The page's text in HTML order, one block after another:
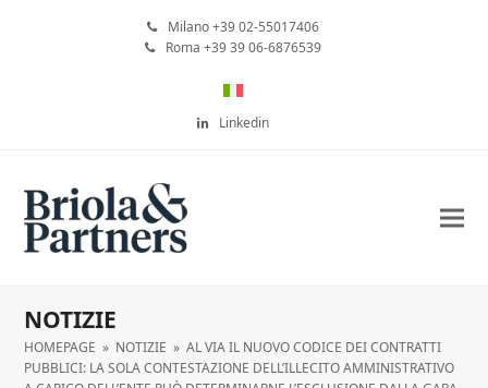
Milano +39 02-55017406
Roma +39 39 06-6876539
Linkedin
NOTIZIE
HOMEPAGE » NOTIZIE » AL VIA IL NUOVO CODICE DEI CONTRATTI
PUBBLICI: LA SOLA CONTESTAZIONE DELL’ILLECITO AMMINISTRATIVO